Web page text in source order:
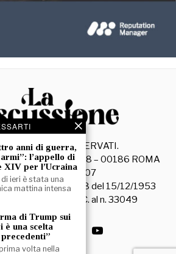
I DIRITTI RISERVATI.
Piazza Capranica, 78 – 00186 ROMA
e P. IVA 15045971007
di Roma n. 3628 del 15/12/1953
è iscritta al R.O.C. al n. 33049
anni di guerra,
l’appello di
XIV per l’Ucraina
di ieri è stata una
mattina intensa
di Trump sui
è una scelta
precedenti”
volta nella